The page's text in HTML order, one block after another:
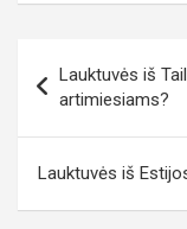
tarp
įrašų
Lauktuvės iš
artimiesiams?
Lauktuvės iš